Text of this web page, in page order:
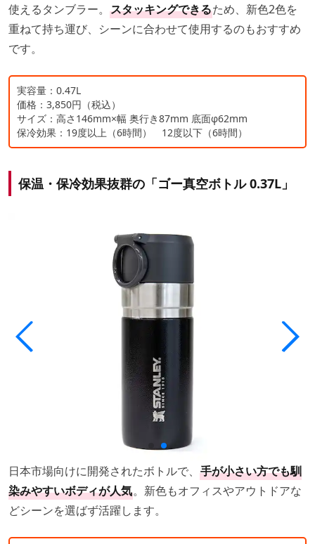
使えるタンブラー。 スタッキングできるため、新色2色を
重ねて持ち運び、シーンに合わせて使用するのもおすすめ
です。
実容量：0.47L
価格：3,850円（税込）
サイズ：高さ146mm×幅 奥行き87mm 底面φ62mm
保冷効果：19度以上（6時間） 12度以下（6時間）
保温・保冷効果抜群の「ゴー真空ボトル 0.37L」
日本市場向けに開発されたボトルで、 手が小さい方でも馴
染みやすいボディが人気。新色もオフィスやアウトドアな
どシーンを選ばず活躍します。